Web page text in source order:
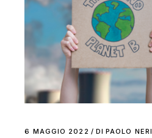
6 MAGGIO 2022 DI PAOLO NERI